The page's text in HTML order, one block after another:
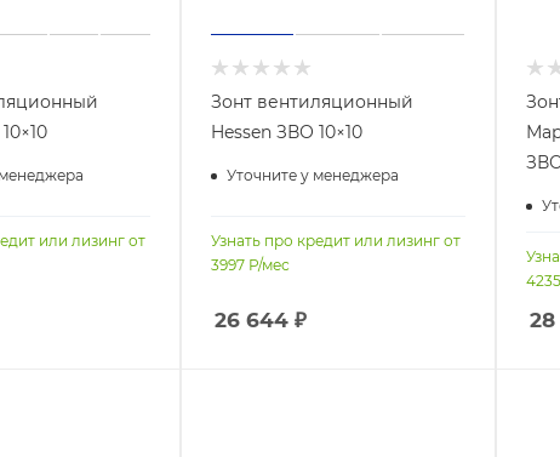
или лизинг от
Зонт вентиляционный
Hessen ЗВО 10×10
Уточните у менеджера
Узнать про кредит или лизинг от
3997Р/мес
26 644₽
4235
28